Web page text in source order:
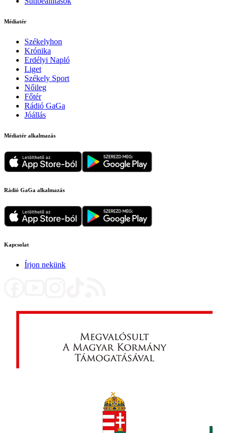
Médiatér
Székelyhon
Krónika
Erdélyi Napló
Liget
Székely Sport
Nőileg
Főtér
Rádió GaGa
Jóállás
Médiatér alkalmazás
Rádió GaGa alkalmazás
Kapcsolat
Írjon nekünk